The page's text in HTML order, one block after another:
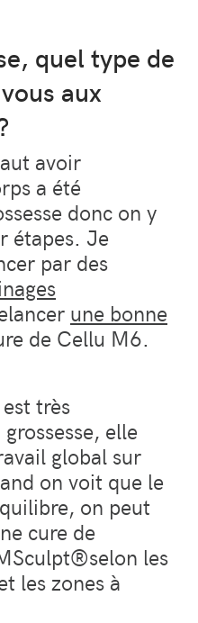
quel type de
aux
avoir
a été
donc on y
étapes. Je
par des
une bonne
de Cellu M6.
très
elle
global sur
on voit que le
on peut
cure de
®selon les
les zones à